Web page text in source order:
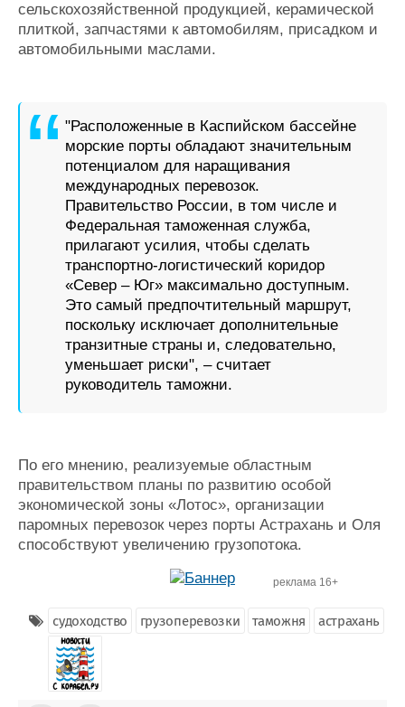
сельскохозяйственной продукцией, керамической
плиткой, запчастями к автомобилям, присадком и
автомобильными маслами.
"Расположенные в Каспийском бассейне
морские порты обладают значительным
потенциалом для наращивания
международных перевозок.
Правительство России, в том числе и
Федеральная таможенная служба,
прилагают усилия, чтобы сделать
транспортно-логистический коридор
«Север – Юг» максимально доступным.
Это самый предпочтительный маршрут,
поскольку исключает дополнительные
транзитные страны и, следовательно,
уменьшает риски", – считает
руководитель таможни.
По его мнению, реализуемые областным
правительством планы по развитию особой
экономической зоны «Лотос», организации
паромных перевозок через порты Астрахань и Оля
способствуют увеличению грузопотока.
реклама 16+
судоходство грузоперевозки таможня астрахань